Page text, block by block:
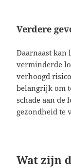
Verdere
Daarnaast
verminderde
verhoogd
belangrijk om
schade aan de
gezondheid te
Wat zijn